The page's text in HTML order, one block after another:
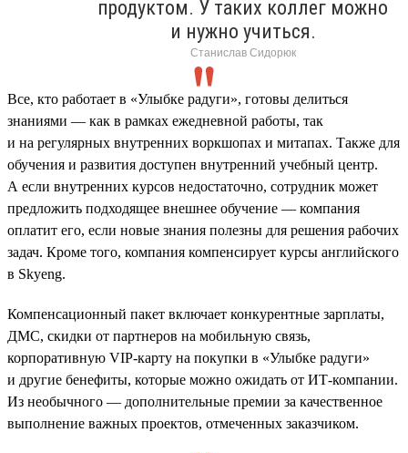
продуктом. У таких коллег можно
и нужно учиться.
Станислав Сидорюк
Все, кто работает в «Улыбке радуги», готовы делиться
знаниями — как в рамках ежедневной работы, так
и на регулярных внутренних воркшопах и митапах. Также для
обучения и развития доступен внутренний учебный центр.
А если внутренних курсов недостаточно, сотрудник может
предложить подходящее внешнее обучение — компания
оплатит его, если новые знания полезны для решения рабочих
задач. Кроме того, компания компенсирует курсы английского
в Skyeng.
Компенсационный пакет включает конкурентные зарплаты,
ДМС, скидки от партнеров на мобильную связь,
корпоративную VIP-карту на покупки в «Улыбке радуги»
и другие бенефиты, которые можно ожидать от ИТ-компании.
Из необычного — дополнительные премии за качественное
выполнение важных проектов, отмеченных заказчиком.